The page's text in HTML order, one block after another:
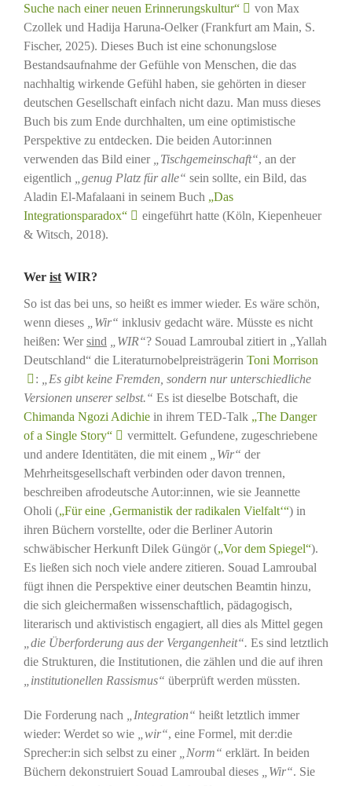
Suche nach einer neuen Erinnerungskultur“
von Max
Czollek und Hadija Haruna-Oelker (Frankfurt am Main, S.
Fischer, 2025). Dieses Buch ist eine schonungslose
Bestandsaufnahme der Gefühle von Menschen, die das
nachhaltig wirkende Gefühl haben, sie gehörten in dieser
deutschen Gesellschaft einfach nicht dazu. Man muss dieses
Buch bis zum Ende durchhalten, um eine optimistische
Perspektive zu entdecken. Die beiden Autor:innen
verwenden das Bild einer
„Tischgemeinschaft“, an der
eigentlich
„genug Platz für alle“ sein sollte, ein Bild, das
Aladin El-Mafalaani in seinem Buch „Das
Integrationsparadox“
eingeführt hatte (Köln, Kiepenheuer
& Witsch, 2018).
Wer istWIR?
So ist das bei uns, so heißt es immer wieder. Es wäre schön,
wenn dieses
„Wir“ inklusiv gedacht wäre. Müsste es nicht
heißen: Wersind „WIR“? Souad Lamroubal zitiert in „Yallah
Deutschland“ die Literaturnobelpreisträgerin Toni Morrison
:
„Es gibt keine Fremden, sondern nur unterschiedliche
Versionen unserer selbst.“ Es ist dieselbe Botschaft, die
Chimanda Ngozi Adichiein ihrem TED-Talk „The Danger
of a Single Story“
vermittelt. Gefundene, zugeschriebene
und andere Identitäten, die mit einem
„Wir“ der
Mehrheitsgesellschaft verbinden oder davon trennen,
beschreiben afrodeutsche Autor:innen, wie sie Jeannette
Oholi („Für eine ‚Germanistik der radikalen Vielfalt‘“) in
ihren Büchern vorstellte, oder die Berliner Autorin
schwäbischer Herkunft Dilek Güngör („Vor dem Spiegel“).
Es ließen sich noch viele andere zitieren. Souad Lamroubal
fügt ihnen die Perspektive einer deutschen Beamtin hinzu,
die sich gleichermaßen wissenschaftlich, pädagogisch,
literarisch und aktivistisch engagiert, all dies als Mittel gegen
„die Überforderung aus der Vergangenheit“. Es sind letztlich
die Strukturen, die Institutionen, die zählen und die auf ihren
„institutionellen Rassismus“ überprüft werden müssten.
Die Forderung nach „Integration“ heißt letztlich immer
wieder: Werdet so wie
„wir“, eine Formel, mit der:die
Sprecher:in sich selbst zu einer
„Norm“ erklärt. In beiden
Büchern dekonstruiert Souad Lamroubal dieses
„Wir“. Sie